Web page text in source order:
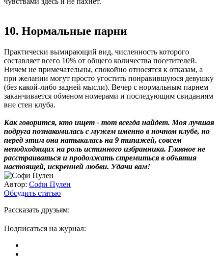
10. Нормальные парни
Практически вымирающий вид, численность которого
составляет всего 10% от общего количества посетителей.
Ничем не примечательны, спокойно относятся к отказам, а
при желании могут просто угостить понравившуюся девушку
(без какой-либо задней мысли). Вечер с нормальным парнем
заканчивается обменом номерами и последующим свиданиям
вне стен клуба.
Как говорится, кто ищет - тот всегда найдет. Моя лучшая
подруга познакомилась с мужем именно в ночном клубе, но
перед этим она натыкалась на 9 типажей, совсем
неподходящих на роль истинного избранника. Главное не
расстраиваться и продолжать стремиться в объятия
настоящей, искренней любви. Удачи вам!
Автор: Софи Пулен
Обсудить статью
Рассказать друзьям:
Подписаться на журнал: